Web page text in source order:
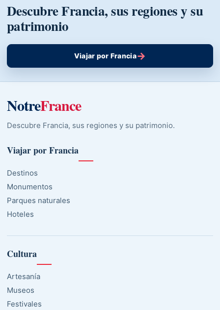
Descubre Francia, sus regiones y su
patrimonio
Viajar por Francia→
NotreFrance
Descubre Francia, sus regiones y su patrimonio.
Viajar por Francia
Destinos
Monumentos
Parques naturales
Hoteles
Cultura
Artesanía
Museos
Festivales